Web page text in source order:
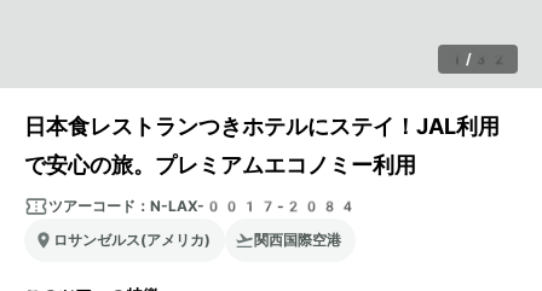
1 / 32
日本食レストランつきホテルにステイ！JAL利用
で安心の旅。プレミアムエコノミー利用
ツアーコード： N-LAX-0017-2084
ロサンゼルス(アメリカ)
関西国際空港